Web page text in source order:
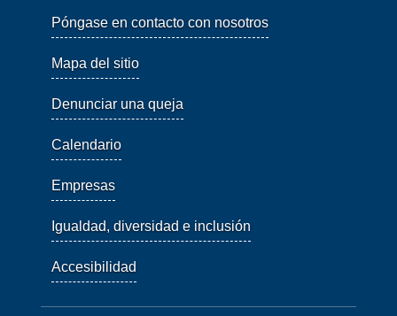
Póngase en contacto con nosotros
Mapa del sitio
Denunciar una queja
Calendario
Empresas
Igualdad, diversidad e inclusión
Accesibilidad